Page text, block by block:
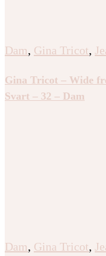
Dam, Gina Tricot,
Gina Tricot – Wide
Svart – 32 – Dam
Dam, Gina Tricot,